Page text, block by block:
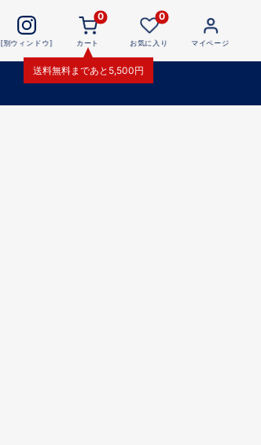
[別ウィンドウ]
0
カート
送料無料まであと 5,500円
0
お気に入り マイページ